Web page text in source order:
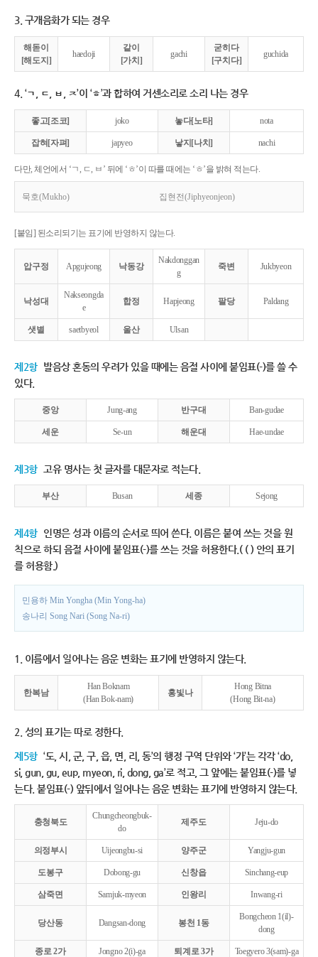
3. 구개음화가 되는 경우
해돋이
[해도지]
haedoji
같이
[가치]
gachi
굳히다
[구치다]
guchida
4. ‘ㄱ, ㄷ, ㅂ, ㅈ’이 ‘ㅎ’과 합하여 거센소리로 소리 나는 경우
좋고[조코] joko 놓다[노타] nota
잡혀[자펴] japyeo 낳지[나치] nachi
다만, 체언에서 ‘ㄱ, ㄷ, ㅂ’ 뒤에 ‘ㅎ’이 따를 때에는 ‘ㅎ’을 밝혀 적는다.
묵호(Mukho) 집현전(Jiphyeonjeon)
[붙임] 된소리되기는 표기에 반영하지 않는다.
압구정 Apgujeong 낙동강
Nakdonggan
g
죽변 Jukbyeon
낙성대
Nakseongda
e
합정 Hapjeong 팔당 Paldang
샛별 saetbyeol 울산 Ulsan
제2항 발음상 혼동의 우려가 있을 때에는 음절 사이에 붙임표(-)를 쓸 수
있다.
중앙 Jung-ang 반구대 Ban-gudae
세운 Se-un 해운대 Hae-undae
제3항 고유 명사는 첫 글자를 대문자로 적는다.
부산 Busan 세종 Sejong
제4항 인명은 성과 이름의 순서로 띄어 쓴다. 이름은 붙여 쓰는 것을 원
칙으로 하되 음절 사이에 붙임표(-)를 쓰는 것을 허용한다.( ( ) 안의 표기
를 허용함.)
민용하 Min Yongha (Min Yong-ha)
송나리 Song Nari (Song Na-ri)
1. 이름에서 일어나는 음운 변화는 표기에 반영하지 않는다.
한복남
Han Boknam
(Han Bok-nam)
홍빛나
Hong Bitna
(Hong Bit-na)
2. 성의 표기는 따로 정한다.
제5항 ‘도, 시, 군, 구, 읍, 면, 리, 동’의 행정 구역 단위와 ‘가’는 각각 ‘do,
si, gun, gu, eup, myeon, ri, dong, ga’로 적고, 그 앞에는 붙임표(-)를 넣
는다. 붙임표(-) 앞뒤에서 일어나는 음운 변화는 표기에 반영하지 않는다.
충청북도
Chungcheongbuk-
do
제주도 Jeju-do
의정부시 Uijeongbu-si 양주군 Yangju-gun
도봉구 Dobong-gu 신창읍 Sinchang-eup
삼죽면 Samjuk-myeon 인왕리 Inwang-ri
당산동 Dangsan-dong 봉천 1동
Bongcheon 1(il)-
dong
종로 2가 Jongno 2(i)-ga 퇴계로 3가 Toegyero 3(sam)-ga